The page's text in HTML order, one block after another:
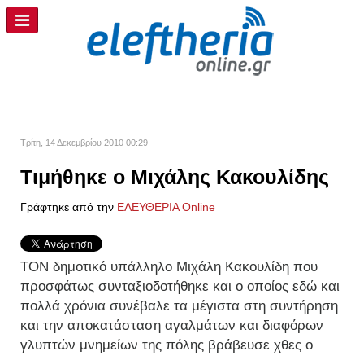
Τρίτη, 14 Δεκεμβρίου 2010 00:29
Τιμήθηκε ο Μιχάλης Κακουλίδης
Γράφτηκε από την ΕΛΕΥΘΕΡΙΑ Online
ΤΟΝ δημοτικό υπάλληλο Μιχάλη Κακουλίδη που
προσφάτως συνταξιοδοτήθηκε και ο οποίος εδώ και
πολλά χρόνια συνέβαλε τα μέγιστα στη συντήρηση
και την αποκατάσταση αγαλμάτων και διαφόρων
γλυπτών μνημείων της πόλης βράβευσε χθες ο